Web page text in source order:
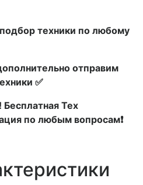
техники по любому
отправим
✅
Бесплатная Тех
по любым вопросам❗